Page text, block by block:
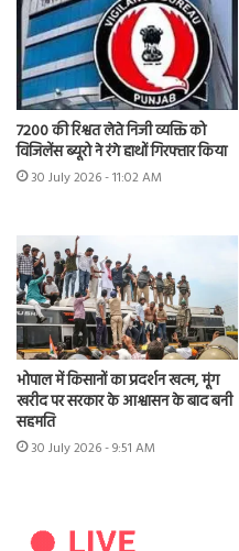
7200 की रिश्वत लेते निजी व्यक्ति को
विजिलेंस ब्यूरो ने रंगे हाथों गिरफ्तार किया
30 July 2026 - 11:02 AM
भोपाल में किसानों का प्रदर्शन खत्म, मूंग
खरीद पर सरकार के आश्वासन के बाद बनी
सहमति
30 July 2026 - 9:51 AM